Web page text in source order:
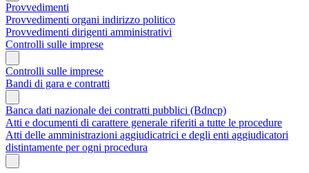
Provvedimenti
Provvedimenti organi indirizzo politico
Provvedimenti dirigenti amministrativi
Controlli sulle imprese
Controlli sulle imprese
Bandi di gara e contratti
Banca dati nazionale dei contratti pubblici (Bdncp)
Atti e documenti di carattere generale riferiti a tutte le procedure
Atti delle amministrazioni aggiudicatrici e degli enti aggiudicatori
distintamente per ogni procedura